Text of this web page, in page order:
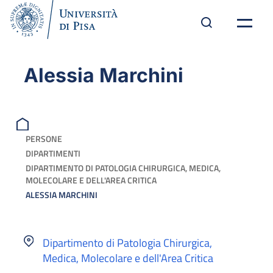
Alessia Marchini
PERSONE
DIPARTIMENTI
DIPARTIMENTO DI PATOLOGIA CHIRURGICA, MEDICA,
MOLECOLARE E DELL'AREA CRITICA
ALESSIA MARCHINI
Dipartimento di Patologia Chirurgica,
Medica, Molecolare e dell'Area Critica